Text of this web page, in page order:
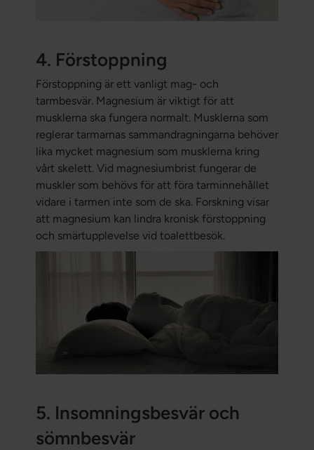
4. Förstoppning
Förstoppning är ett vanligt mag- och
tarmbesvär. Magnesium är viktigt för att
musklerna ska fungera normalt. Musklerna som
reglerar tarmarnas sammandragningarna behöver
lika mycket magnesium som musklerna kring
vårt skelett. Vid magnesiumbrist fungerar de
muskler som behövs för att föra tarminnehållet
vidare i tarmen inte som de ska. Forskning visar
att magnesium kan lindra kronisk förstoppning
och smärtupplevelse vid toalettbesök.
5. Insomningsbesvär och
sömnbesvär